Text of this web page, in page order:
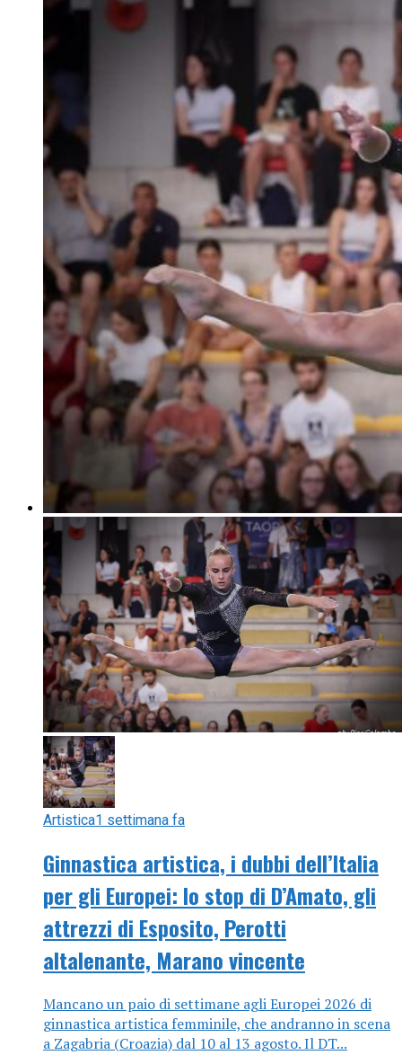
Artistica1 settimana fa
Ginnastica artistica, i dubbi dell’Italia
per gli Europei: lo stop di D’Amato, gli
attrezzi di Esposito, Perotti
altalenante, Marano vincente
Mancano un paio di settimane agli Europei 2026 di
ginnastica artistica femminile, che andranno in scena
a Zagabria (Croazia) dal 10 al 13 agosto. Il DT...